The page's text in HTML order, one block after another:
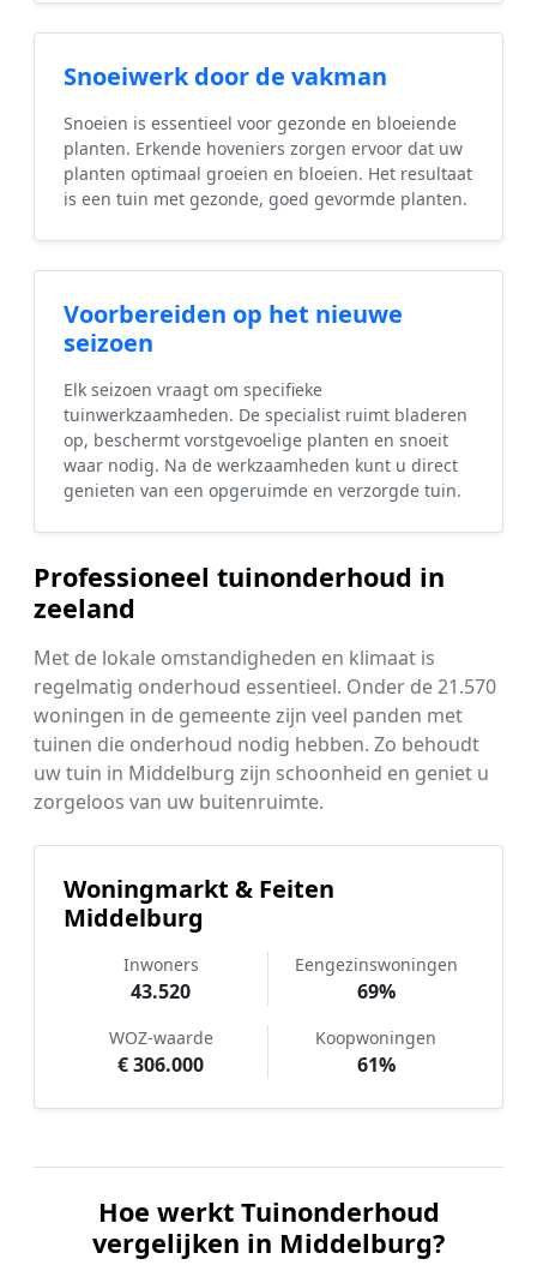
Snoeiwerk door de vakman
Snoeien is essentieel voor gezonde en bloeiende
planten. Erkende hoveniers zorgen ervoor dat uw
planten optimaal groeien en bloeien. Het resultaat
is een tuin met gezonde, goed gevormde planten.
Voorbereiden op het nieuwe
seizoen
Elk seizoen vraagt om specifieke
tuinwerkzaamheden. De specialist ruimt bladeren
op, beschermt vorstgevoelige planten en snoeit
waar nodig. Na de werkzaamheden kunt u direct
genieten van een opgeruimde en verzorgde tuin.
Professioneel tuinonderhoud in
zeeland
Met de lokale omstandigheden en klimaat is
regelmatig onderhoud essentieel. Onder de 21.570
woningen in de gemeente zijn veel panden met
tuinen die onderhoud nodig hebben. Zo behoudt
uw tuin in Middelburg zijn schoonheid en geniet u
zorgeloos van uw buitenruimte.
Woningmarkt & Feiten
Middelburg
Inwoners
43.520
Eengezinswoningen
69%
WOZ-waarde
€ 306.000
Koopwoningen
61%
Hoe werkt Tuinonderhoud
vergelijken in Middelburg?